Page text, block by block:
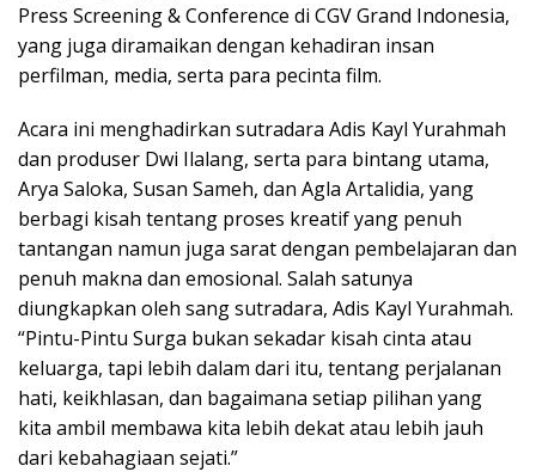
Press Screening & Conference di CGV Grand Indonesia,
yang juga diramaikan dengan kehadiran insan
perfilman, media, serta para pecinta film.
Acara ini menghadirkan sutradara Adis Kayl Yurahmah
dan produser Dwi Ilalang, serta para bintang utama,
Arya Saloka, Susan Sameh, dan Agla Artalidia, yang
berbagi kisah tentang proses kreatif yang penuh
tantangan namun juga sarat dengan pembelajaran dan
penuh makna dan emosional. Salah satunya
diungkapkan oleh sang sutradara, Adis Kayl Yurahmah.
“Pintu-Pintu Surga bukan sekadar kisah cinta atau
keluarga, tapi lebih dalam dari itu, tentang perjalanan
hati, keikhlasan, dan bagaimana setiap pilihan yang
kita ambil membawa kita lebih dekat atau lebih jauh
dari kebahagiaan sejati.”